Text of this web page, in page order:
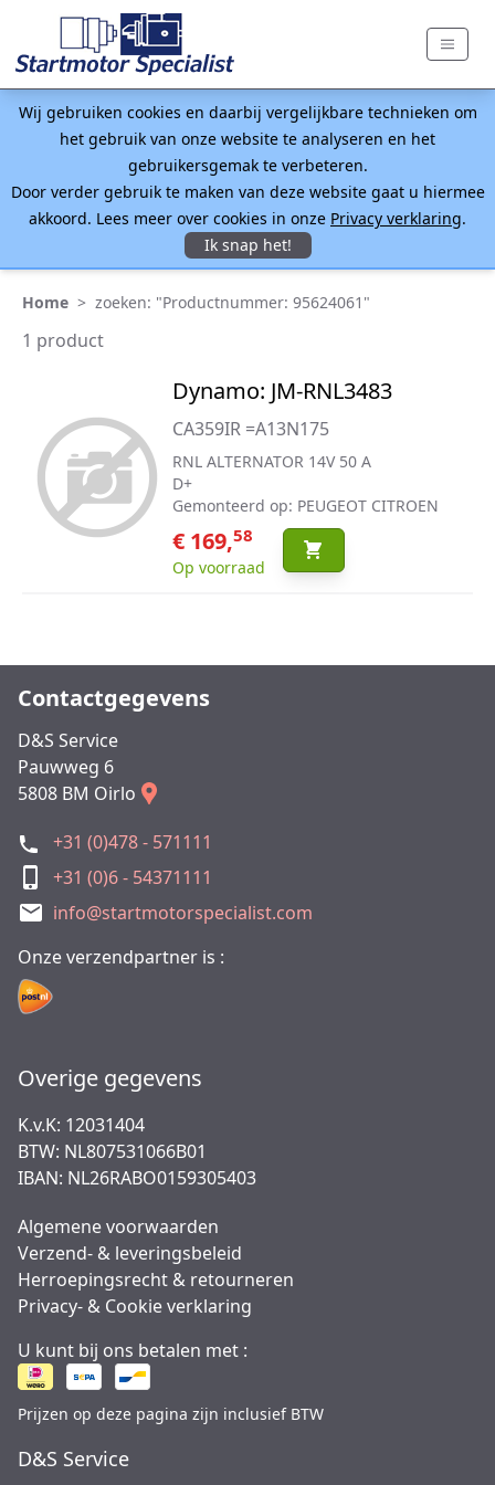
Wij gebruiken cookies en daarbij vergelijkbare technieken om
het gebruik van onze website te analyseren en het
gebruikersgemak te verbeteren.
Door verder gebruik te maken van deze website gaat u hiermee
akkoord. Lees meer over cookies in onze Privacy verklaring.
Ik snap het!
Home > zoeken: "Productnummer: 95624061"
1 product
Dynamo: JM-RNL3483
CA359IR =A13N175
RNL ALTERNATOR 14V 50 A
D+
Gemonteerd op: PEUGEOT CITROEN
€ 169,58
Op voorraad
Contactgegevens
D&S Service
Pauwweg 6
5808 BM Oirlo
+31 (0)478 - 571111
+31 (0)6 - 54371111
info@startmotorspecialist.com
Onze verzendpartner is :
Overige gegevens
K.v.K: 12031404
BTW: NL807531066B01
IBAN: NL26RABO0159305403
Algemene voorwaarden
Verzend- & leveringsbeleid
Herroepingsrecht & retourneren
Privacy- & Cookie verklaring
U kunt bij ons betalen met :
Prijzen op deze pagina zijn inclusief BTW
D&S Service